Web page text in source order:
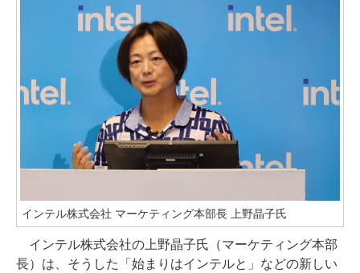
インテル株式会社 マーケティング本部長 上野晶子氏
インテル株式会社の上野晶子氏（マーケティング本部
長）は、そうした「始まりはインテルと」などの新しい